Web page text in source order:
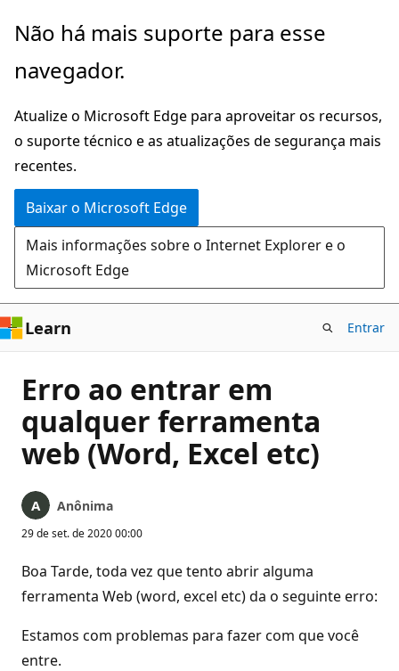
Pular
o
principal
Não há mais suporte para esse
navegador.
Atualize o Microsoft Edge para aproveitar os recursos,
o suporte técnico e as atualizações de segurança mais
recentes.
Baixar o Microsoft Edge
Mais informações sobre o Internet Explorer e o
Microsoft Edge
Learn Entrar
Erro ao entrar em
qualquer ferramenta
web (Word, Excel etc)
Anônima
29 de set. de 2020 00:00
Boa Tarde, toda vez que tento abrir alguma
ferramenta Web (word, excel etc) da o seguinte erro:
Estamos com problemas para fazer com que você
entre.